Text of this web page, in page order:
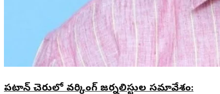
పటాన్ చెరులో వర్కింగ్ జర్నలిస్టుల సమావేశం: